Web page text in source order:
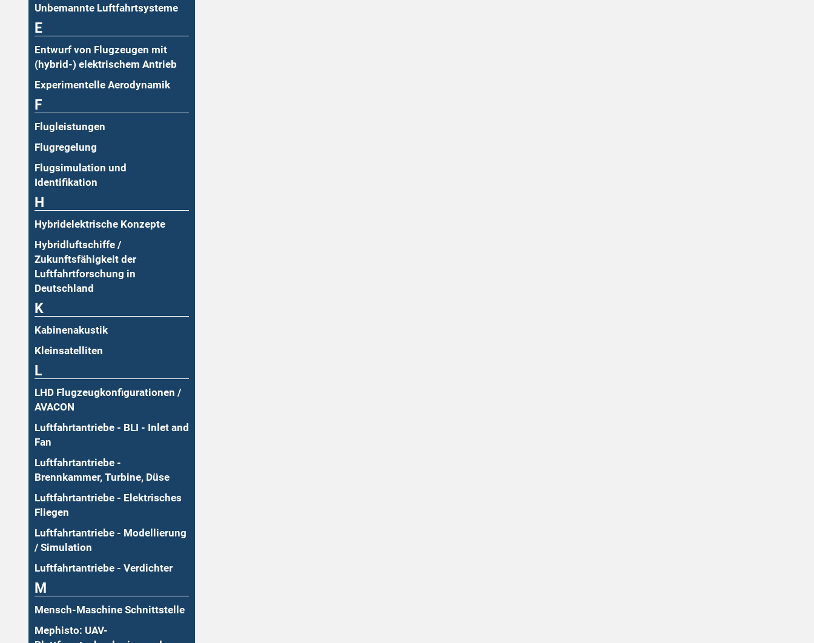
Unbemannte Luftfahrtsysteme
E
Entwurf von Flugzeugen mit
(hybrid-) elektrischem Antrieb
Experimentelle Aerodynamik
F
Flugleistungen
Flugregelung
Flugsimulation und
Identifikation
H
Hybridelektrische Konzepte
Hybridluftschiffe /
Zukunftsfähigkeit der
Luftfahrtforschung in
Deutschland
K
Kabinenakustik
Kleinsatelliten
L
LHD Flugzeugkonfigurationen /
AVACON
Luftfahrtantriebe - BLI - Inlet and
Fan
Luftfahrtantriebe -
Brennkammer, Turbine, Düse
Luftfahrtantriebe - Elektrisches
Fliegen
Luftfahrtantriebe - Modellierung
/ Simulation
Luftfahrtantriebe - Verdichter
M
Mensch-Maschine Schnittstelle
Mephisto: UAV-